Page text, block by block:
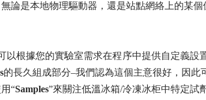
論是本地物理驅動器，還是站點網絡上的某
以根據您的實驗室需求在程序中提供自定義
的長久組成部分–我們認為這個主意很好，因此
“Samples”來關注低溫冰箱/冷凍冰柜中特定試